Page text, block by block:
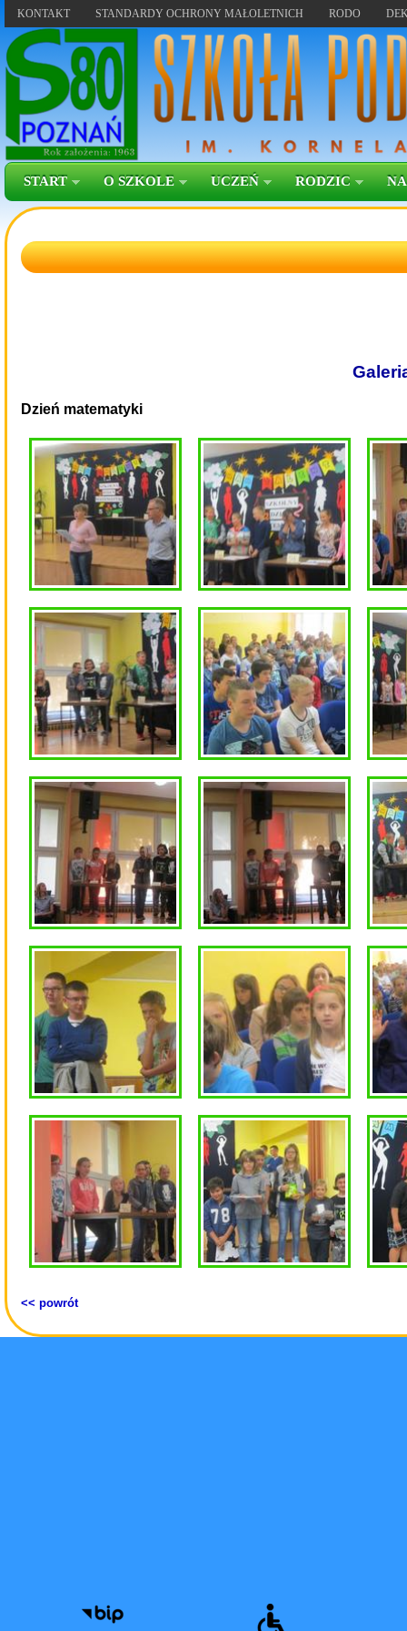
KONTAKT STANDARDY OCHRONY MAŁOLETNICH RODO
START O SZKOLE UCZEŃ RODZIC
Dzień matematyki
<< powrót